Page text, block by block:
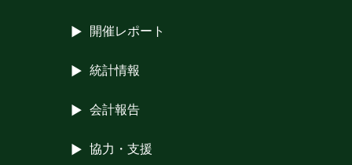
開催レポート
統計情報
会計報告
協力・支援